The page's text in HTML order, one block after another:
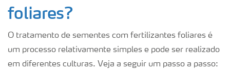
foliares?
O tratamento de sementes com fertilizantes foliares é
um processo relativamente simples e pode ser realizado
em diferentes culturas. Veja a seguir um passo a passo: